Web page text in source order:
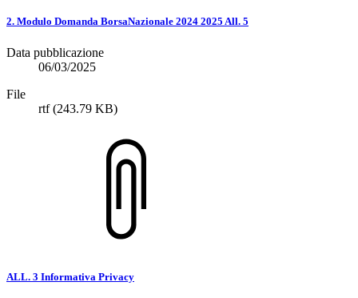
2. Modulo Domanda BorsaNazionale 2024 2025 All. 5
Data pubblicazione
06/03/2025
File
rtf(243.79 KB)
ALL. 3 Informativa Privacy